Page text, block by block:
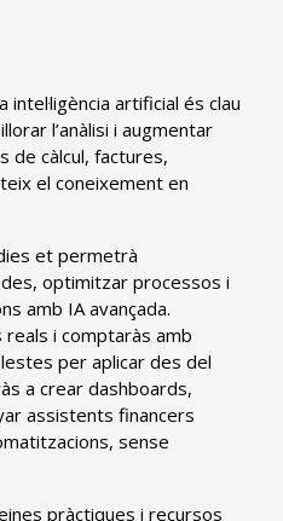
intel·ligència artificial és clau
l’anàlisi i augmentar
de càlcul, factures,
el coneixement en
et permetrà
optimitzar processos i
amb IA avançada.
i comptaràs amb
per aplicar des del
a crear dashboards,
assistents financers
sense
pràctiques i recursos